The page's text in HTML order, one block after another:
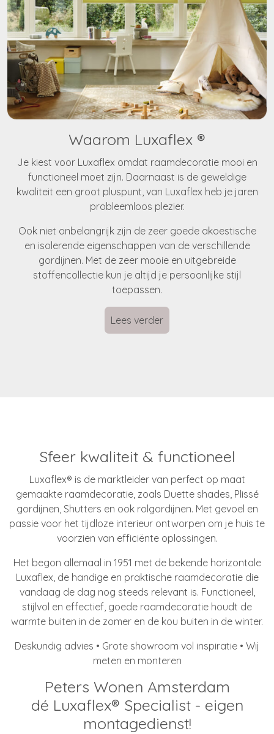
Waarom Luxaflex ®
Je kiest voor Luxaflex omdat raamdecoratie mooi en
functioneel moet zijn. Daarnaast is de geweldige
kwaliteit een groot pluspunt, van Luxaflex heb je jaren
probleemloos plezier.
Ook niet onbelangrijk zijn de zeer goede akoestische
en isolerende eigenschappen van de verschillende
gordijnen. Met de zeer mooie en uitgebreide
stoffencollectie kun je altijd je persoonlijke stijl
toepassen.
Lees verder
Sfeer kwaliteit & functioneel
Luxaflex® is de marktleider van perfect op maat
gemaakte raamdecoratie, zoals Duette shades, Plissé
gordijnen, Shutters en ook rolgordijnen. Met gevoel en
passie voor het tijdloze interieur ontworpen om je huis te
voorzien van efficiënte oplossingen.
Het begon allemaal in 1951 met de bekende horizontale
Luxaflex, de handige en praktische raamdecoratie die
vandaag de dag nog steeds relevant is. Functioneel,
stijlvol en effectief, goede raamdecoratie houdt de
warmte buiten in de zomer en de kou buiten in de winter.
Deskundig advies • Grote showroom vol inspiratie • Wij
meten en monteren
Peters Wonen Amsterdam
dé Luxaflex® Specialist - eigen
montagedienst!